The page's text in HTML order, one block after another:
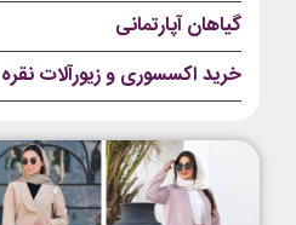
گیاهان آپارتمانی
خرید اکسسوری و زیورآلات نقره